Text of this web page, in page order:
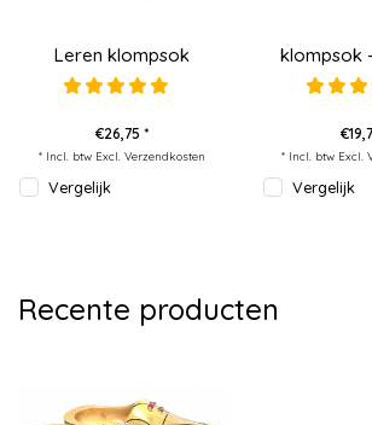
Leren klompsok
€26,75 *
* Incl. btw Excl. Verzendkosten
Vergelijk
klompsok
* Incl. btw Excl.
Vergelijk
Recente producten